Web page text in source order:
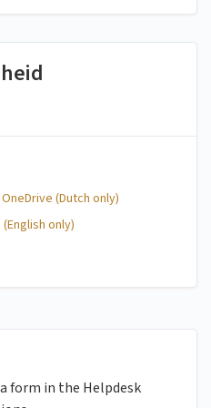
form in the Helpdesk
(Dutch only)
only)